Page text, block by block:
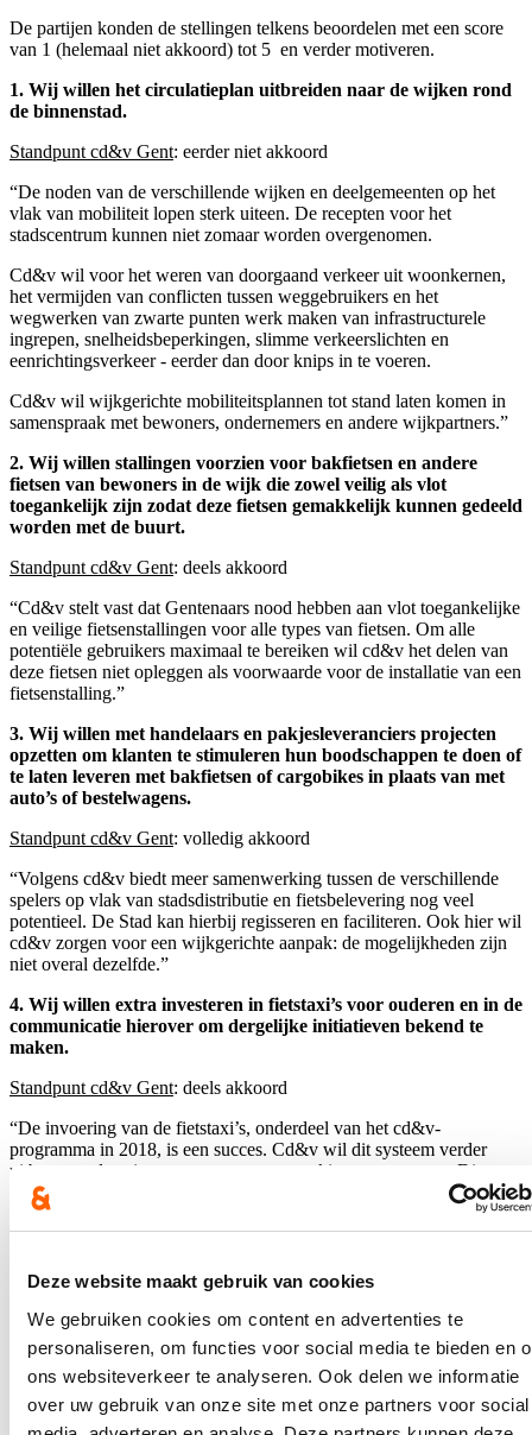
Deze website maakt gebruik van cookies
We gebruiken cookies om content en advertenties te
personaliseren, om functies voor social media te bieden en
ons websiteverkeer te analyseren. Ook delen we informatie
over uw gebruik van onze site met onze partners voor social
De partijen konden de stellingen telkens beoordelen met een score
van 1 (helemaal niet akkoord) tot 5 en verder motiveren.
1. Wij willen het circulatieplan uitbreiden naar de wijken rond
de binnenstad.
Standpunt cd&v Gent: eerder niet akkoord
“De noden van de verschillende wijken en deelgemeenten op het
vlak van mobiliteit lopen sterk uiteen. De recepten voor het
stadscentrum kunnen niet zomaar worden overgenomen.
Cd&v wil voor het weren van doorgaand verkeer uit woonkernen,
het vermijden van conflicten tussen weggebruikers en het
wegwerken van zwarte punten werk maken van infrastructurele
ingrepen, snelheidsbeperkingen, slimme verkeerslichten en
eenrichtingsverkeer - eerder dan door knips in te voeren.
Cd&v wil wijkgerichte mobiliteitsplannen tot stand laten komen in
samenspraak met bewoners, ondernemers en andere wijkpartners.”
2. Wij willen stallingen voorzien voor bakfietsen en andere
fietsen van bewoners in de wijk die zowel veilig als vlot
toegankelijk zijn zodat deze fietsen gemakkelijk kunnen gedeeld
worden met de buurt.
Standpunt cd&v Gent: deels akkoord
“Cd&v stelt vast dat Gentenaars nood hebben aan vlot toegankelijke
en veilige fietsenstallingen voor alle types van fietsen. Om alle
potentiële gebruikers maximaal te bereiken wil cd&v het delen van
deze fietsen niet opleggen als voorwaarde voor de installatie van een
fietsenstalling.”
3. Wij willen met handelaars en pakjesleveranciers projecten
opzetten om klanten te stimuleren hun boodschappen te doen of
te laten leveren met bakfietsen of cargobikes in plaats van met
auto’s of bestelwagens.
Standpunt cd&v Gent: volledig akkoord
“Volgens cd&v biedt meer samenwerking tussen de verschillende
spelers op vlak van stadsdistributie en fietsbelevering nog veel
potentieel. De Stad kan hierbij regisseren en faciliteren. Ook hier wil
cd&v zorgen voor een wijkgerichte aanpak: de mogelijkheden zijn
niet overal dezelfde.”
4. Wij willen extra investeren in fietstaxi’s voor ouderen en in de
communicatie hierover om dergelijke initiatieven bekend te
maken.
Standpunt cd&v Gent: deels akkoord
“De invoering van de fietstaxi’s, onderdeel van het cd&v-
programma in 2018, is een succes. Cd&v wil dit systeem verder
uitbouwen door in te zetten op samenwerking met partners. Dit
vergt een overkoepelende aanpak, en niet noodzakelijk een extra
financiële tussenkomst vanuit de Stad.“
voetgangers, fietsen en openbaar vervoer met de kwetsbare
Standpunt cd&v Gent
: deels akkoord
“Cd&v wil een inhaaloperatie opstarten om te komen tot een
kwalitatievere infrastructuur voor voetgangers. Veel mensen
bewegen zich immers vooral te voet in de stad. Maar ook wie zo